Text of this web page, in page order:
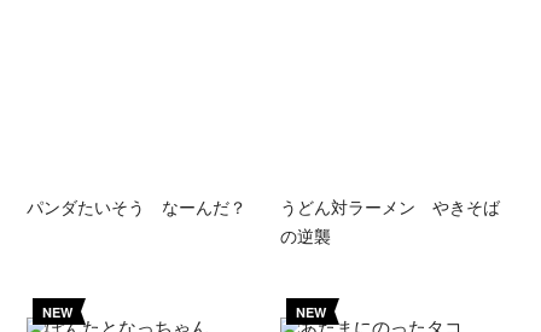
パンダたいそう なーんだ？
うどん対ラーメン やきそば
の逆襲
NEW NEW